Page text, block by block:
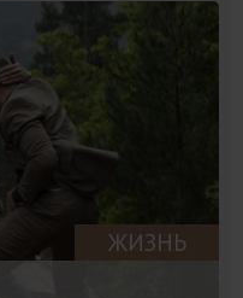
ЖИЗНЬ